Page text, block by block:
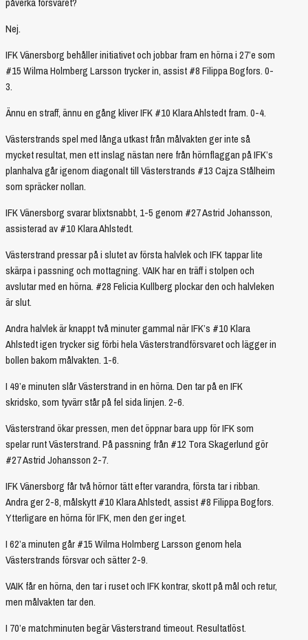
Nej.
IFK Vänersborg behåller initiativet och jobbar fram en hörna i 27’e som
#15 Wilma Holmberg Larsson trycker in, assist #8 Filippa Bogfors. 0-
3.
Ännu en straff, ännu en gång kliver IFK #10 Klara Ahlstedt fram. 0-4.
Västerstrands spel med långa utkast från målvakten ger inte så
mycket resultat, men ett inslag nästan nere från hörnflaggan på IFK’s
planhalva går igenom diagonalt till Västerstrands #13 Cajza Stålheim
som spräcker nollan.
IFK Vänersborg svarar blixtsnabbt, 1-5 genom #27 Astrid Johansson,
assisterad av #10 Klara Ahlstedt.
Västerstrand pressar på i slutet av första halvlek och IFK tappar lite
skärpa i passning och mottagning. VAIK har en träff i stolpen och
avslutar med en hörna. #28 Felicia Kullberg plockar den och halvleken
är slut.
Andra halvlek är knappt två minuter gammal när IFK’s #10 Klara
Ahlstedt igen trycker sig förbi hela Västerstrandförsvaret och lägger in
bollen bakom målvakten. 1-6.
I 49’e minuten slår Västerstrand in en hörna. Den tar på en IFK
skridsko, som tyvärr står på fel sida linjen. 2-6.
Västerstrand ökar pressen, men det öppnar bara upp för IFK som
spelar runt Västerstrand. På passning från #12 Tora Skagerlund gör
#27 Astrid Johansson 2-7.
IFK Vänersborg får två hörnor tätt efter varandra, första tar i ribban.
Andra ger 2-8, målskytt #10 Klara Ahlstedt, assist #8 Filippa Bogfors.
Ytterligare en hörna för IFK, men den ger inget.
I 62’a minuten går #15 Wilma Holmberg Larsson genom hela
Västerstrands försvar och sätter 2-9.
VAIK får en hörna, den tar i ruset och IFK kontrar, skott på mål och retur,
men målvakten tar den.
I 70’e matchminuten begär Västerstrand timeout. Resultatlöst.